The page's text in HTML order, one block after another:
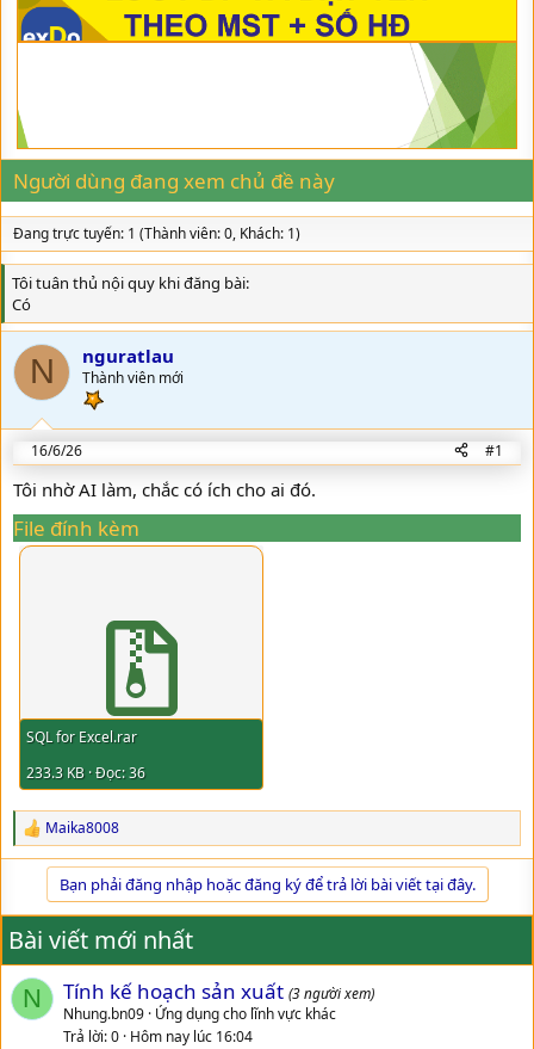
d
s
e
r
ử
i
Người dùng đang xem chủ đề này
Đang trực tuyến: 1 (Thành viên: 0, Khách: 1)
Tôi tuân thủ nội quy khi đăng bài
Có
N nguratlau
Thành viên mới
16/6/26 #1
Tôi nhờ AI làm, chắc có ích cho ai đó.
File đính kèm
SQL for Excel.rar
233.3 KB · Đọc: 36
R
e
t
i
o
n
s
Maika8008
Bạn phải đăng nhập hoặc đăng ký để trả lời bài viết tại đây.
Bài viết mới nhất
N Tính kế hoạch sản xuất (3 người xem)
Nhung.bn09 Ứng dụng cho lĩnh vực khác
Trả lời 0 Hôm nay lúc 16:04